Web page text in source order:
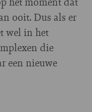
ooit. Dus als er
wel in het
die
een nieuwe